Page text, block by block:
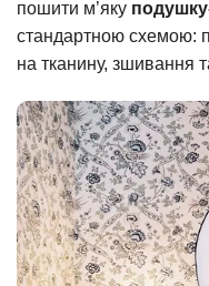
пошити м’яку
стандартною схемою:
на тканину, зшивання